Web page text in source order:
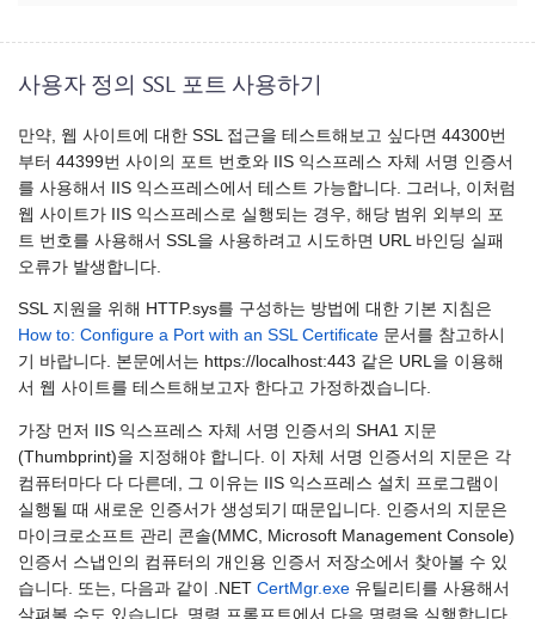
사용자 정의 SSL 포트 사용하기
만약, 웹 사이트에 대한 SSL 접근을 테스트해보고 싶다면 44300번
부터 44399번 사이의 포트 번호와 IIS 익스프레스 자체 서명 인증서
를 사용해서 IIS 익스프레스에서 테스트 가능합니다. 그러나, 이처럼
웹 사이트가 IIS 익스프레스로 실행되는 경우, 해당 범위 외부의 포
트 번호를 사용해서 SSL을 사용하려고 시도하면 URL 바인딩 실패
오류가 발생합니다.
SSL 지원을 위해 HTTP.sys를 구성하는 방법에 대한 기본 지침은
How to: Configure a Port with an SSL Certificate 문서를 참고하시
기 바랍니다. 본문에서는 https://localhost:443 같은 URL을 이용해
서 웹 사이트를 테스트해보고자 한다고 가정하겠습니다.
가장 먼저 IIS 익스프레스 자체 서명 인증서의 SHA1 지문
(Thumbprint)을 지정해야 합니다. 이 자체 서명 인증서의 지문은 각
컴퓨터마다 다 다른데, 그 이유는 IIS 익스프레스 설치 프로그램이
실행될 때 새로운 인증서가 생성되기 때문입니다. 인증서의 지문은
마이크로소프트 관리 콘솔(MMC, Microsoft Management Console)
인증서 스냅인의 컴퓨터의 개인용 인증서 저장소에서 찾아볼 수 있
습니다. 또는, 다음과 같이 .NET CertMgr.exe 유틸리티를 사용해서
살펴볼 수도 있습니다. 명령 프롬프트에서 다음 명령을 실행합니다.